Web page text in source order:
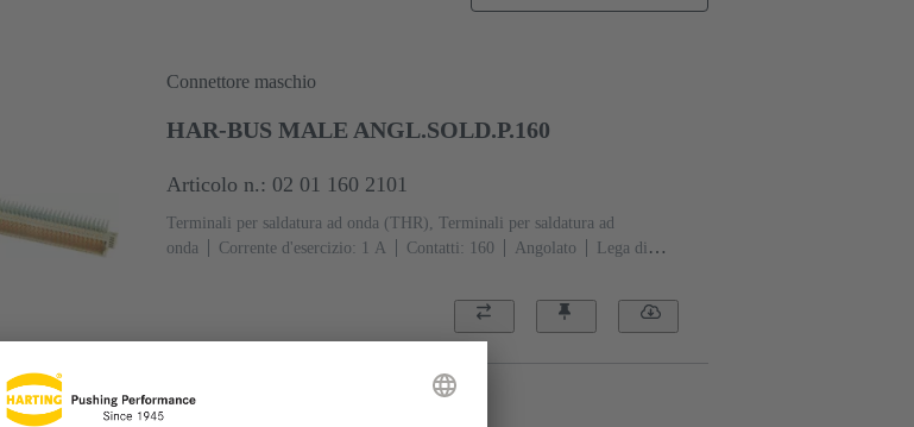
Connettore maschio
HAR-BUS MALE ANGL.SOLD.P.160
Articolo n.: 02 01 160 2101
Terminali per saldatura ad onda (THR), Terminali per saldatura ad
onda
Corrente d'esercizio: ‌1 A Contatti: 160 Angolato
Lega di
Lato inserzione (file a, b e c), Sn su Ni Lato collegamento
Classe di
Fissaggio PCB: Con flangia di
Connettore femmina